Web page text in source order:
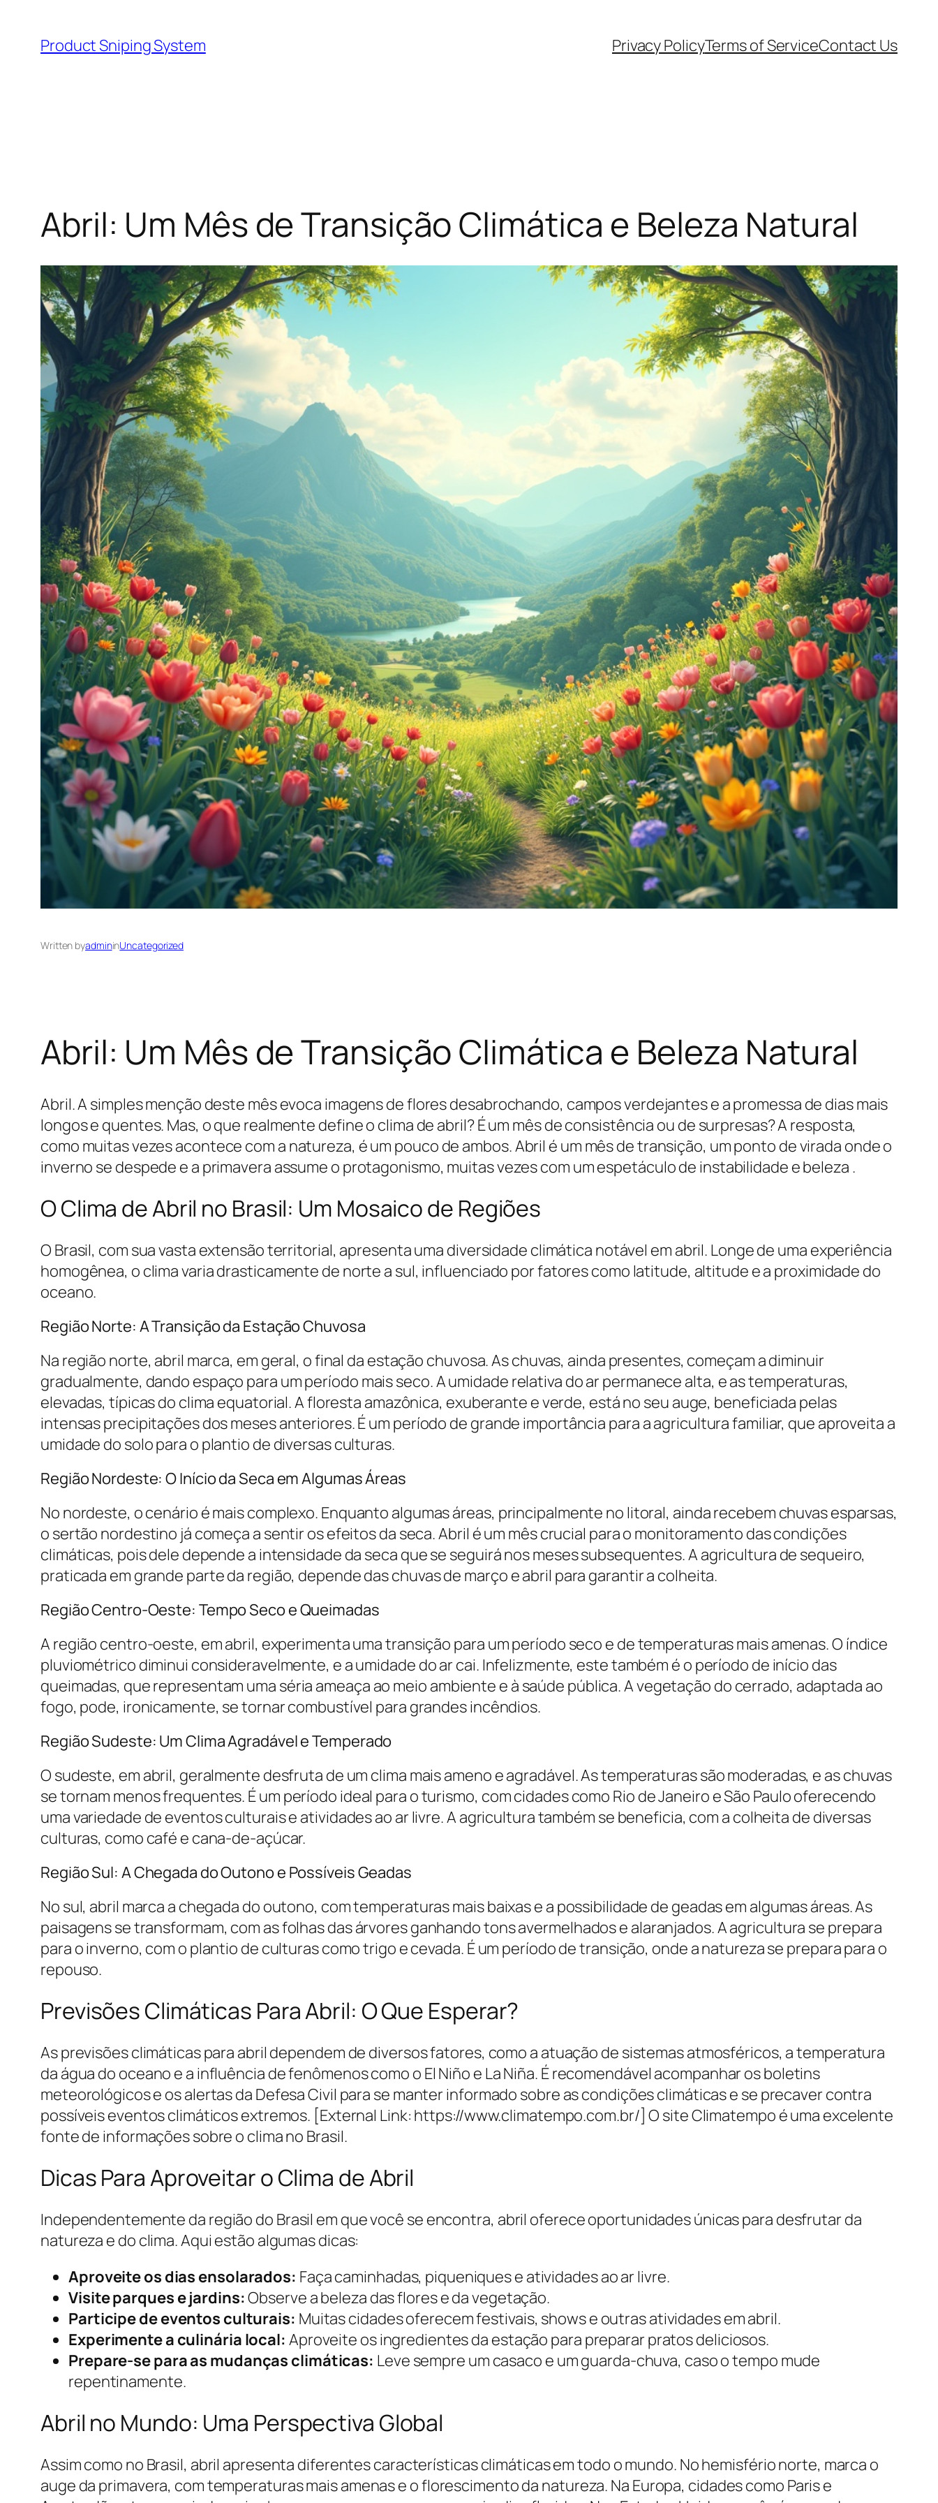
content
Product Sniping System Privacy PolicyTerms of ServiceContact Us
Abril: Um Mês de Transição Climática e Beleza Natural
Written byadmininUncategorized
Abril: Um Mês de Transição Climática e Beleza Natural
Abril. A simples menção deste mês evoca imagens de flores desabrochando, campos verdejantes e a promessa de dias mais
longos e quentes. Mas, o que realmente define o clima de abril? É um mês de consistência ou de surpresas? A resposta,
como muitas vezes acontece com a natureza, é um pouco de ambos. Abril é um mês de transição, um ponto de virada onde o
inverno se despede e a primavera assume o protagonismo, muitas vezes com um espetáculo de instabilidade e beleza .
O Clima de Abril no Brasil: Um Mosaico de Regiões
O Brasil, com sua vasta extensão territorial, apresenta uma diversidade climática notável em abril. Longe de uma experiência
homogênea, o clima varia drasticamente de norte a sul, influenciado por fatores como latitude, altitude e a proximidade do
oceano.
Região Norte: A Transição da Estação Chuvosa
Na região norte, abril marca, em geral, o final da estação chuvosa. As chuvas, ainda presentes, começam a diminuir
gradualmente, dando espaço para um período mais seco. A umidade relativa do ar permanece alta, e as temperaturas,
elevadas, típicas do clima equatorial. A floresta amazônica, exuberante e verde, está no seu auge, beneficiada pelas
intensas precipitações dos meses anteriores. É um período de grande importância para a agricultura familiar, que aproveita a
umidade do solo para o plantio de diversas culturas.
Região Nordeste: O Início da Seca em Algumas Áreas
No nordeste, o cenário é mais complexo. Enquanto algumas áreas, principalmente no litoral, ainda recebem chuvas esparsas,
o sertão nordestino já começa a sentir os efeitos da seca. Abril é um mês crucial para o monitoramento das condições
climáticas, pois dele depende a intensidade da seca que se seguirá nos meses subsequentes. A agricultura de sequeiro,
praticada em grande parte da região, depende das chuvas de março e abril para garantir a colheita.
Região Centro-Oeste: Tempo Seco e Queimadas
A região centro-oeste, em abril, experimenta uma transição para um período seco e de temperaturas mais amenas. O índice
pluviométrico diminui consideravelmente, e a umidade do ar cai. Infelizmente, este também é o período de início das
queimadas, que representam uma séria ameaça ao meio ambiente e à saúde pública. A vegetação do cerrado, adaptada ao
fogo, pode, ironicamente, se tornar combustível para grandes incêndios.
Região Sudeste: Um Clima Agradável e Temperado
O sudeste, em abril, geralmente desfruta de um clima mais ameno e agradável. As temperaturas são moderadas, e as chuvas
se tornam menos frequentes. É um período ideal para o turismo, com cidades como Rio de Janeiro e São Paulo oferecendo
uma variedade de eventos culturais e atividades ao ar livre. A agricultura também se beneficia, com a colheita de diversas
culturas, como café e cana-de-açúcar.
Região Sul: A Chegada do Outono e Possíveis Geadas
No sul, abril marca a chegada do outono, com temperaturas mais baixas e a possibilidade de geadas em algumas áreas. As
paisagens se transformam, com as folhas das árvores ganhando tons avermelhados e alaranjados. A agricultura se prepara
para o inverno, com o plantio de culturas como trigo e cevada. É um período de transição, onde a natureza se prepara para o
repouso.
Previsões Climáticas Para Abril: O Que Esperar?
As previsões climáticas para abril dependem de diversos fatores, como a atuação de sistemas atmosféricos, a temperatura
da água do oceano e a influência de fenômenos como o El Niño e La Niña. É recomendável acompanhar os boletins
meteorológicos e os alertas da Defesa Civil para se manter informado sobre as condições climáticas e se precaver contra
possíveis eventos climáticos extremos. [External Link: https://www.climatempo.com.br/] O site Climatempo é uma excelente
fonte de informações sobre o clima no Brasil.
Dicas Para Aproveitar o Clima de Abril
Independentemente da região do Brasil em que você se encontra, abril oferece oportunidades únicas para desfrutar da
natureza e do clima. Aqui estão algumas dicas:
Aproveite os dias ensolarados: Faça caminhadas, piqueniques e atividades ao ar livre.
Visite parques e jardins:Observe a beleza das flores e da vegetação.
Participe de eventos culturais: Muitas cidades oferecem festivais, shows e outras atividades em abril.
Experimente a culinária local: Aproveite os ingredientes da estação para preparar pratos deliciosos.
Prepare-se para as mudanças climáticas: Leve sempre um casaco e um guarda-chuva, caso o tempo mude
repentinamente.
Abril no Mundo: Uma Perspectiva Global
Assim como no Brasil, abril apresenta diferentes características climáticas em todo o mundo. No hemisfério norte, marca o
auge da primavera, com temperaturas mais amenas e o florescimento da natureza. Na Europa, cidades como Paris e